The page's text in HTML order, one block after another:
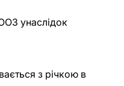
унаслідок
з річкою в